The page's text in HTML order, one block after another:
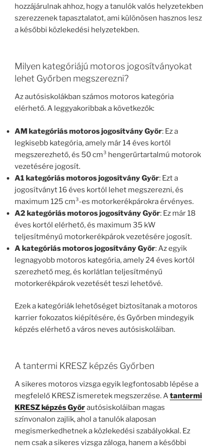
hozzájárulnak ahhoz, hogy a tanulók valós helyzetekben
szerezzenek tapasztalatot, ami különösen hasznos lesz
a későbbi közlekedési helyzetekben.
Milyen kategóriájú motoros jogosítványokat
lehet Győrben megszerezni?
Az autósiskolákban számos motoros kategória
elérhető. A leggyakoribbak a következők:
AM kategóriás motoros jogosítvány Győr: Ez a
legkisebb kategória, amely már 14 éves kortól
megszerezhető, és 50 cm³ hengerűrtartalmú motorok
vezetésére jogosít.
A1 kategóriás motoros jogosítvány Győr: Ezt a
jogosítványt 16 éves kortól lehet megszerezni, és
maximum 125 cm³-es motorkerékpárokra érvényes.
A2 kategóriás motoros jogosítvány Győr: Ez már 18
éves kortól elérhető, és maximum 35 kW
teljesítményű motorkerékpárok vezetésére jogosít.
A kategóriás motoros jogosítvány Győr: Az egyik
legnagyobb motoros kategória, amely 24 éves kortól
szerezhető meg, és korlátlan teljesítményű
motorkerékpárok vezetését teszi lehetővé.
Ezek a kategóriák lehetőséget biztosítanak a motoros
karrier fokozatos kiépítésére, és Győrben mindegyik
képzés elérhető a város neves autósiskoláiban.
A tantermi KRESZ képzés Győrben
A sikeres motoros vizsga egyik legfontosabb lépése a
megfelelő KRESZ ismeretek megszerzése. Atantermi
KRESZ képzés Győrautósiskoláiban magas
színvonalon zajlik, ahol a tanulók alaposan
megismerkedhetnek a közlekedési szabályokkal. Ez
nem csak a sikeres vizsga záloga, hanem a későbbi